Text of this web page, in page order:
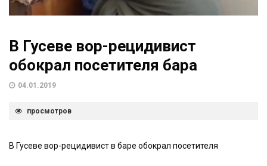
В Гусеве вор-рецидивист
обокрал посетителя бара
04.01.2019
просмотров
В Гусеве вор-рецидивист в баре обокрал посетителя